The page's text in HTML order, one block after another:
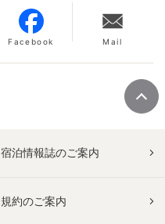
Facebook Mail
宿泊情報誌のご案内
規約のご案内